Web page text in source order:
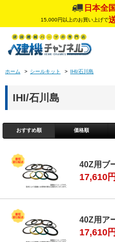
日本全
15,000円以上のお買い上げで
ホーム > シールキット > IHI/石川島
IHI/石川島
おすすめ順 価格順
40Z用ブ
17,610
40Z用ア
17,610